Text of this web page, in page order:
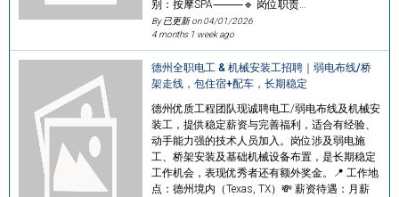
别：按摩SPA⸻🔹 岗位职责…
By 已更新 on04/01/2026
4 months 1 week ago
德州全职电工 & 机械安装工招聘｜弱电布线/桥
架走线，包住宿+配车，长期稳定
德州优质工程团队现诚聘电工/弱电布线及机械安
装工，提供稳定薪资与完善福利，适合有经验、
动手能力强的技术人员加入。岗位涉及弱电施
工、桥架安装及基础机械设备布置，是长期稳定
工作机会，表现优秀者还有额外奖金。📍 工作地
点：德州境内（Texas, TX）💸 薪资待遇：月薪